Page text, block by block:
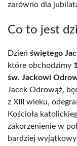
zarówno dla
Co to jest
Dzień świętego
które obchodzimy
św. Jackowi
Jacek Odrowąż,
z XIII wieku,
Kościoła
zakorzenienie w
bardziej